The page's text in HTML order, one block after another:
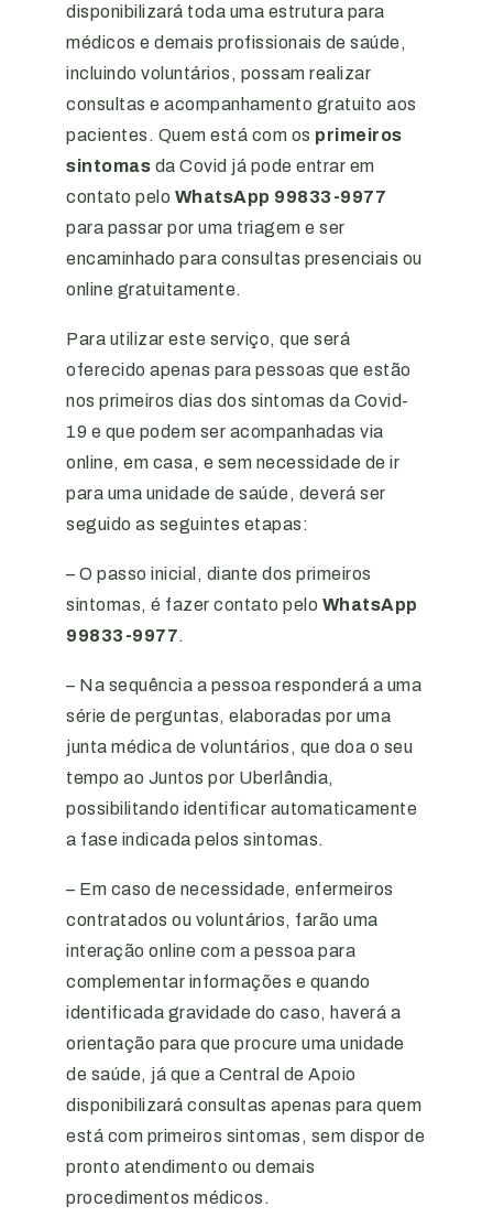
disponibilizará toda uma estrutura para
médicos e demais profissionais de saúde,
incluindo voluntários, possam realizar
consultas e acompanhamento gratuito aos
pacientes. Quem está com os primeiros
sintomas da Covid já pode entrar em
contato pelo WhatsApp 99833-9977
para passar por uma triagem e ser
encaminhado para consultas presenciais ou
online gratuitamente.
Para utilizar este serviço, que será
oferecido apenas para pessoas que estão
nos primeiros dias dos sintomas da Covid-
19 e que podem ser acompanhadas via
online, em casa, e sem necessidade de ir
para uma unidade de saúde, deverá ser
seguido as seguintes etapas:
– O passo inicial, diante dos primeiros
sintomas, é fazer contato pelo WhatsApp
99833-9977.
– Na sequência a pessoa responderá a uma
série de perguntas, elaboradas por uma
junta médica de voluntários, que doa o seu
tempo ao Juntos por Uberlândia,
possibilitando identificar automaticamente
a fase indicada pelos sintomas.
– Em caso de necessidade, enfermeiros
contratados ou voluntários, farão uma
interação online com a pessoa para
complementar informações e quando
identificada gravidade do caso, haverá a
orientação para que procure uma unidade
de saúde, já que a Central de Apoio
disponibilizará consultas apenas para quem
está com primeiros sintomas, sem dispor de
pronto atendimento ou demais
procedimentos médicos.